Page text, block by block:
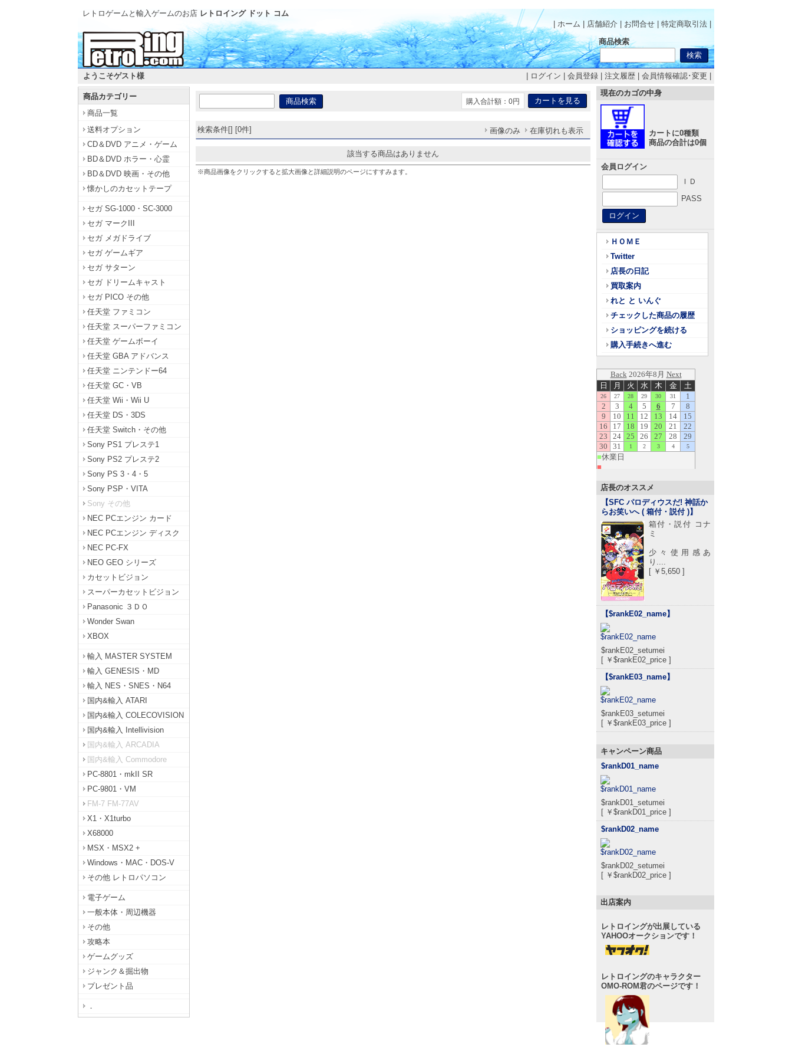
レトロゲームと輸入ゲームのお店 レトロイング ドット コム
| ホーム
店舗紹介 お問合せ 特定商取引法
商品検索
ようこそゲスト様 ログイン 会員登録 注文履歴 会員情報確認･変更
商品カテゴリー
商品一覧
送料オプション
CD＆DVD アニメ・ゲーム
BD＆DVD ホラー・心霊
BD＆DVD 映画・その他
懐かしのカセットテープ
セガ SG-1000・SC-3000
セガ マークIII
セガ メガドライブ
セガ ゲームギア
セガ サターン
セガ ドリームキャスト
セガ PICO その他
任天堂 ファミコン
任天堂 スーパーファミコン
任天堂 ゲームボーイ
任天堂 GBA アドバンス
任天堂 ニンテンドー64
任天堂 GC・VB
任天堂 Wii・Wii U
任天堂 DS・3DS
任天堂 Switch・その他
Sony PS1 プレステ1
Sony PS2 プレステ2
Sony PS 3・4・5
Sony PSP・VITA
Sony その他
NEC PCエンジン カード
NEC PCエンジン ディスク
NEC PC-FX
NEO GEO シリーズ
カセットビジョン
スーパーカセットビジョン
Panasonic ３ＤＯ
Wonder Swan
XBOX
輸入 MASTER SYSTEM
輸入 GENESIS・MD
輸入 NES・SNES・N64
国内&輸入 ATARI
国内&輸入 COLECOVISION
国内&輸入 Intellivision
国内&輸入 ARCADIA
国内&輸入 Commodore
PC-8801・mkII SR
PC-9801・VM
FM-7 FM-77AV
X1・X1turbo
X68000
MSX・MSX2 +
Windows・MAC・DOS-V
その他 レトロパソコン
電子ゲーム
一般本体・周辺機器
その他
攻略本
ゲームグッズ
ジャンク＆掘出物
プレゼント品
．
購入合計額：0円
検索条件[] [0件] 画像のみ 在庫切れも表示
該当する商品はありません
※商品画像をクリックすると拡大画像と詳細説明のページにすすみます。
現在のカゴの中身
カートに0種類
商品の合計は0個
会員ログイン
ＩＤ
PASS
ＨＯＭＥ
Twitter
店長の日記
買取案内
れと と いんぐ
チェックした商品の履歴
ショッピングを続ける
購入手続きへ進む
店長のオススメ
【SFC パロディウスだ! 神話か
らお笑いへ ( 箱付・説付 )】
箱付・説付 コナ
ミ
少々使用感あ
り....
[ ￥5,650 ]
【$rankE02_name】
$rankE02_setumei
[ ￥$rankE02_price ]
【$rankE03_name】
$rankE03_setumei
[ ￥$rankE03_price ]
キャンペーン商品
$rankD01_name
$rankD01_setumei
[ ￥$rankD01_price ]
$rankD02_name
$rankD02_setumei
[ ￥$rankD02_price ]
出店案内
レトロイングが出展している
YAHOOオークションです！
レトロイングのキャラクター
OMO-ROM君のページです！